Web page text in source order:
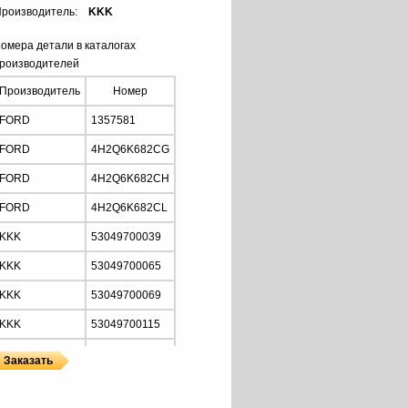
KKK
детали в каталогах
Производитель Номер
FORD 1357581
FORD 4H2Q6K682CG
FORD 4H2Q6K682CH
FORD 4H2Q6K682CL
KKK 53049700039
KKK 53049700065
KKK 53049700069
KKK 53049700115